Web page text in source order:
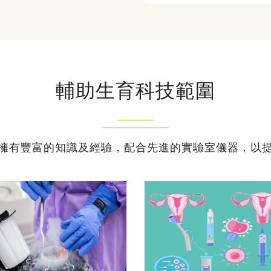
輔助生育科技範圍
有豐富的知識及經驗，配合先進的實驗室儀器，以